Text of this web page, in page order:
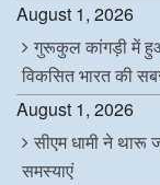
August 1, 2026
गुरूकुल कांगड़ी में
विकसित भारत की
August 1, 2026
सीएम धामी ने थारू
समस्याएं